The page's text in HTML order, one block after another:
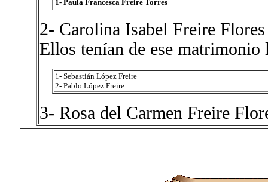
1- Paula Francesca Freire Torres
2- Carolina Isabel Freire
Ellos tenían de ese matrimonio
1- Sebastián López Freire
2- Pablo López Freire
3- Rosa del Carmen Freire